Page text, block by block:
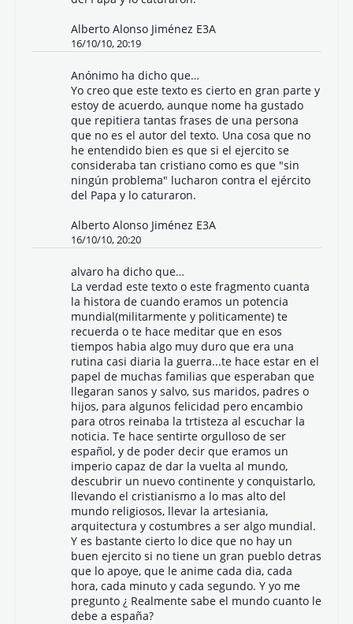
Alberto Alonso Jiménez E3A
16/10/10, 20:19
Anónimo ha dicho que…
Yo creo que este texto es cierto en gran parte y
estoy de acuerdo, aunque nome ha gustado
que repitiera tantas frases de una persona
que no es el autor del texto. Una cosa que no
he entendido bien es que si el ejercito se
consideraba tan cristiano como es que "sin
ningún problema" lucharon contra el ejército
del Papa y lo caturaron.
Alberto Alonso Jiménez E3A
16/10/10, 20:20
alvaro ha dicho que…
La verdad este texto o este fragmento cuanta
la histora de cuando eramos un potencia
mundial(militarmente y politicamente) te
recuerda o te hace meditar que en esos
tiempos habia algo muy duro que era una
rutina casi diaria la guerra...te hace estar en el
papel de muchas familias que esperaban que
llegaran sanos y salvo, sus maridos, padres o
hijos, para algunos felicidad pero encambio
para otros reinaba la trtisteza al escuchar la
noticia. Te hace sentirte orgulloso de ser
español, y de poder decir que eramos un
imperio capaz de dar la vuelta al mundo,
descubrir un nuevo continente y conquistarlo,
llevando el cristianismo a lo mas alto del
mundo religiosos, llevar la artesiania,
arquitectura y costumbres a ser algo mundial.
Y es bastante cierto lo dice que no hay un
buen ejercito si no tiene un gran pueblo detras
que lo apoye, que le anime cada dia, cada
hora, cada minuto y cada segundo. Y yo me
pregunto ¿ Realmente sabe el mundo cuanto le
debe a españa?